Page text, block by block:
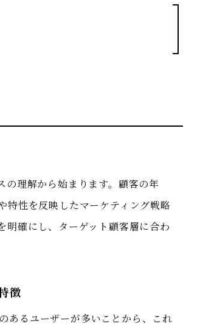
の理解から始まります。顧客の年
特性を反映したマーケティング戦略
明確にし、ターゲット顧客層に合わ
徴
あるユーザーが多いことから、これ